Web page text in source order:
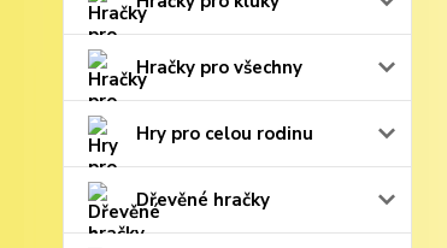
Hračky pro všechny
Hry pro celou rodinu
Dřevěné hračky